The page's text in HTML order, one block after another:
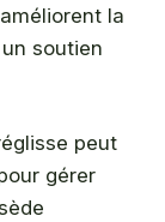
la
soutien
peut
gérer